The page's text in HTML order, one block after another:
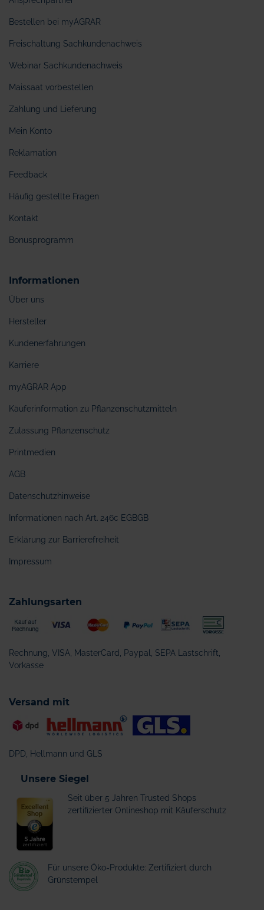
Bestellen bei myAGRAR
Freischaltung Sachkundenachweis
Webinar Sachkundenachweis
Maissaat vorbestellen
Zahlung und Lieferung
Mein Konto
Reklamation
Feedback
Häufig gestellte Fragen
Kontakt
Bonusprogramm
Informationen
Über uns
Hersteller
Kundenerfahrungen
Karriere
myAGRAR App
Käuferinformation zu Pflanzenschutzmitteln
Zulassung Pflanzenschutz
Printmedien
AGB
Datenschutzhinweise
Informationen nach Art. 246c EGBGB
Erklärung zur Barrierefreiheit
Impressum
Zahlungsarten
Rechnung, VISA, MasterCard, Paypal, SEPA Lastschrift,
Vorkasse
Versand mit
DPD, Hellmann und GLS
Unsere Siegel
Seit über 5 Jahren Trusted Shops
zertifizierter Onlineshop mit Käuferschutz
Für unsere Öko-Produkte: Zertifiziert durch
Grünstempel